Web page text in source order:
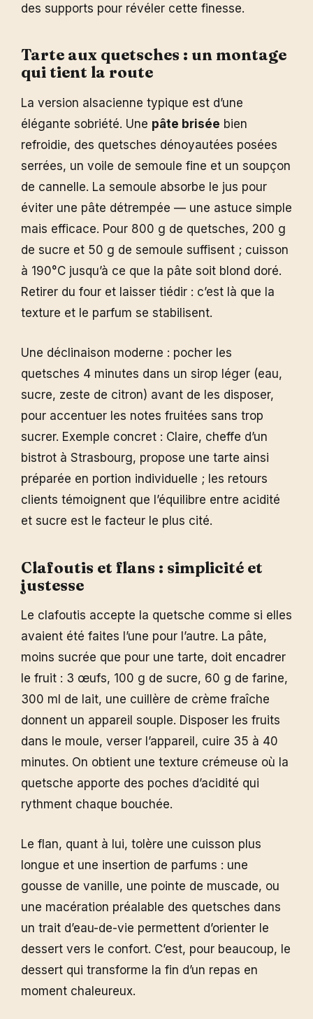
des supports pour révéler cette finesse.
Tarte aux quetsches : un montage
qui tient la route
La version alsacienne typique est d’une
élégante sobriété. Une pâte brisée bien
refroidie, des quetsches dénoyautées posées
serrées, un voile de semoule fine et un soupçon
de cannelle. La semoule absorbe le jus pour
éviter une pâte détrempée — une astuce simple
mais efficace. Pour 800 g de quetsches, 200 g
de sucre et 50 g de semoule suffisent ; cuisson
à 190°C jusqu’à ce que la pâte soit blond doré.
Retirer du four et laisser tiédir : c’est là que la
texture et le parfum se stabilisent.
Une déclinaison moderne : pocher les
quetsches 4 minutes dans un sirop léger (eau,
sucre, zeste de citron) avant de les disposer,
pour accentuer les notes fruitées sans trop
sucrer. Exemple concret : Claire, cheffe d’un
bistrot à Strasbourg, propose une tarte ainsi
préparée en portion individuelle ; les retours
clients témoignent que l’équilibre entre acidité
et sucre est le facteur le plus cité.
Clafoutis et flans : simplicité et
justesse
Le clafoutis accepte la quetsche comme si elles
avaient été faites l’une pour l’autre. La pâte,
moins sucrée que pour une tarte, doit encadrer
le fruit : 3 œufs, 100 g de sucre, 60 g de farine,
300 ml de lait, une cuillère de crème fraîche
donnent un appareil souple. Disposer les fruits
dans le moule, verser l’appareil, cuire 35 à 40
minutes. On obtient une texture crémeuse où la
quetsche apporte des poches d’acidité qui
rythment chaque bouchée.
Le flan, quant à lui, tolère une cuisson plus
longue et une insertion de parfums : une
gousse de vanille, une pointe de muscade, ou
une macération préalable des quetsches dans
un trait d’eau-de-vie permettent d’orienter le
dessert vers le confort. C’est, pour beaucoup, le
dessert qui transforme la fin d’un repas en
moment chaleureux.